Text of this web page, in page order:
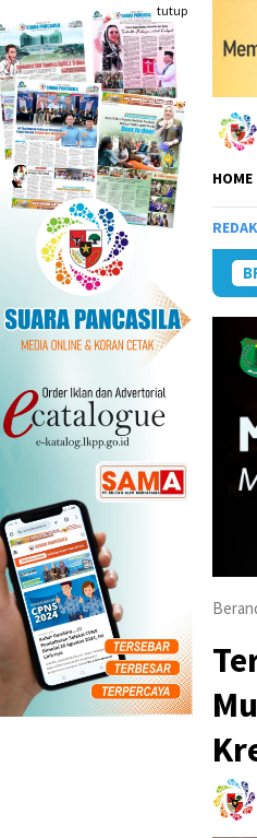
ke
konten
tutup
HOME
Lebong: Penyuluh KB